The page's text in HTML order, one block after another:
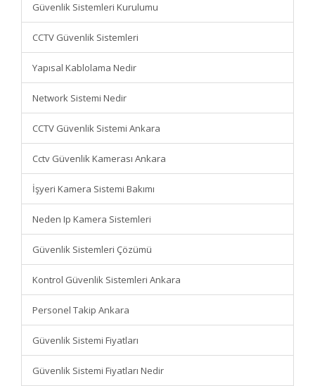
Güvenlik Sistemleri Kurulumu
CCTV Güvenlik Sistemleri
Yapısal Kablolama Nedir
Network Sistemi Nedir
CCTV Güvenlik Sistemi Ankara
Cctv Güvenlik Kamerası Ankara
İşyeri Kamera Sistemi Bakımı
Neden Ip Kamera Sistemleri
Güvenlik Sistemleri Çözümü
Kontrol Güvenlik Sistemleri Ankara
Personel Takip Ankara
Güvenlik Sistemi Fiyatları
Güvenlik Sistemi Fiyatları Nedir